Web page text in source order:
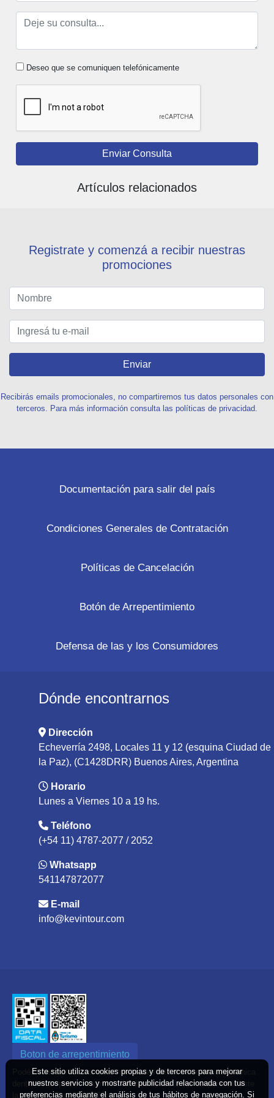
Enviar Consulta
Artículos relacionados
Registrate y comenzá a recibir nuestras
promociones
Enviar
terceros. Para más información consulta las políticas de privacidad.
Dónde encontrarnos
Echeverría 2498, Locales 11 y 12 (esquina Ciudad de
la Paz), (C1428DRR) Buenos Aires, Argentina
Lunes a Viernes 10 a 19 hs.
(+54 11) 4787-2077 / 2052
541147872077
info@kevintour.com
Boton de arrepentimiento
dentro de un plazo máximo de 10 días desde la fecha que realizaste
la compra. (Disp.954/2025)
Este sitio utiliza cookies propias y de terceros para mejorar
nuestros servicios y mostrarte publicidad relacionada con tus
preferencias mediante el análisis de tus hábitos de navegación. Si